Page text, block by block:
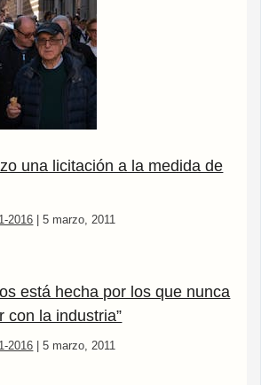
una licitación a la medida de
2016 |5 marzo, 2011
está hecha por los que nunca
con la industria”
2016 |5 marzo, 2011